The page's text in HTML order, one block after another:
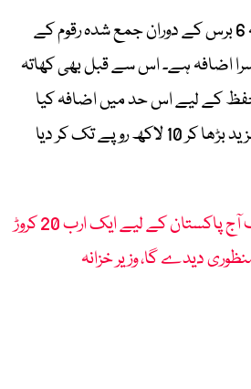
رپورٹ کے مطابق گزشتہ 6 برس کے دوران جمع شدہ رقوم کے
اضافہ ہے۔ اس سے قبل بھی کھاتہ
کے لیے اس حد میں اضافہ کیا
گیا تھا، جبکہ اب اسے مزید بڑھا کر 10 لاکھ روپے تک کر دیا
آئی ایم ایف آج پاکستان کے لیے ایک ارب 20 کروڑ
دیدے گا، وزیر خزانہ